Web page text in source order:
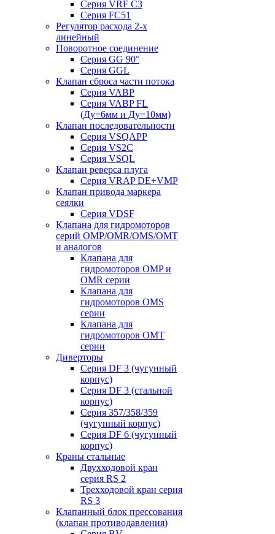
Серия VRF C3
Серия FC51
Регулятор расхода 2-х
линейный
Поворотное соединение
Серия GG 90°
Серия GGL
Клапан сброса части потока
Серия VABP
Серия VABP FL
(Ду=6мм и Ду=10мм)
Клапан последовательности
Серия VSQAPP
Серия VS2C
Серия VSQL
Клапан реверса плуга
Серия VRAP DE+VMP
Клапан привода маркера
сеялки
Серия VDSF
Клапана для гидромоторов
серий OMP/OMR/OMS/OMT
и аналогов
Клапана для
гидромоторов OMP и
OMR серии
Клапана для
гидромоторов OMS
серии
Клапана для
гидромоторов OMT
серии
Диверторы
Серия DF 3 (чугунный
корпус)
Серия DF 3 (стальной
корпус)
Серия 357/358/359
(чугунный корпус)
Серия DF 6 (чугунный
корпус)
Краны стальные
Двухходовой кран
серия RS 2
Трехходовой кран серия
RS 3
Клапанный блок прессования
(клапан противодавления)